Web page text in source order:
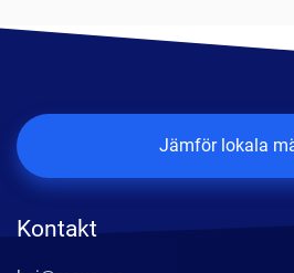
Kontakt
Jämför lokala